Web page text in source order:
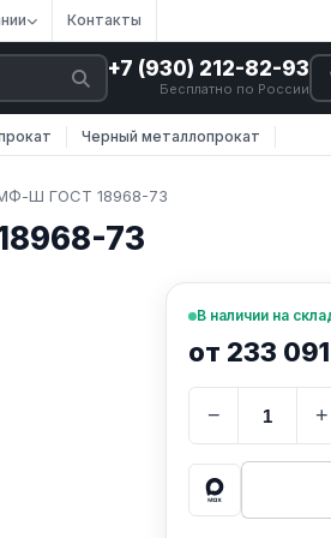
Контакты
+7 (930) 212-82-93
Бесплатно по России
Черный металлопрокат
Ш ГОСТ 18968-73
73
В наличии на
от 233
− +